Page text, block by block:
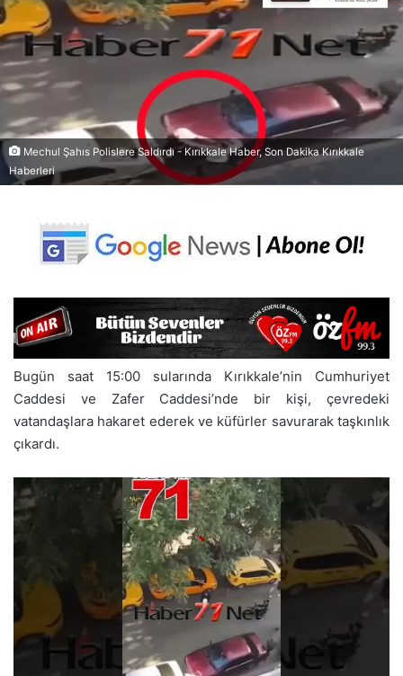
Mechul Şahıs Polislere Saldırdı - Kırıkkale Haber, Son Dakika Kırıkkale
Haberleri
Bugün saat 15:00 sularında Kırıkkale’nin Cumhuriyet
Caddesi ve Zafer Caddesi’nde bir kişi, çevredeki
vatandaşlara hakaret ederek ve küfürler savurarak taşkınlık
çıkardı.